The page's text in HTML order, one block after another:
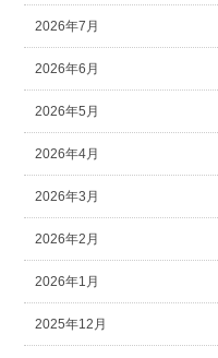
2026年7月
2026年6月
2026年5月
2026年4月
2026年3月
2026年2月
2026年1月
2025年12月